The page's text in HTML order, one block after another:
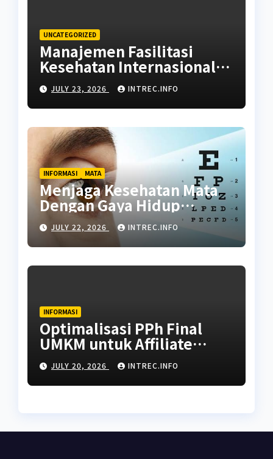
UNCATEGORIZED
Manajemen Fasilitasi
Kesehatan Internasional:
Panduan Memilih Rujukan
Rumah Sakit dan Dokter
Ahli
JULY 23, 2026 INTREC.INFO
INFORMASI MATA
Menjaga Kesehatan Mata
Dengan Gaya Hidup
Seimbang
JULY 22, 2026 INTREC.INFO
INFORMASI
Optimalisasi PPh Final
UMKM untuk Affiliate
dengan Penghasilan Tidak
Tetap
JULY 20, 2026 INTREC.INFO